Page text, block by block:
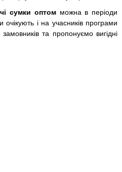
сумки оптомможна в періоди
і на учасників програми
та пропонуємо вигідні